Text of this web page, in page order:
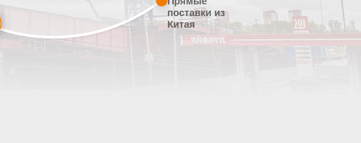
поставки из
Китая